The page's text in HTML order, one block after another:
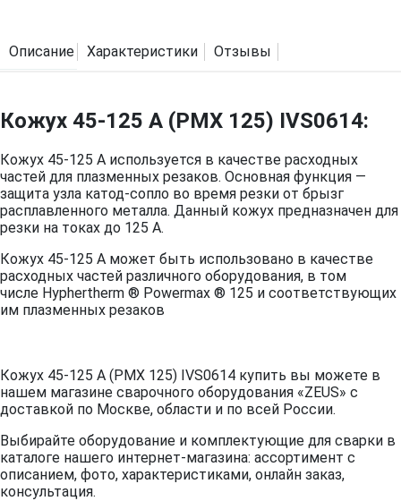
Описание Характеристики Отзывы
Кожух 45-125 A (PMX 125) IVS0614:
Кожух 45-125 A используется в качестве расходных
частей для плазменных резаков. Основная функция —
защита узла катод-сопло во время резки от брызг
расплавленного металла. Данный кожух предназначен для
резки на токах до 125 А.
Кожух 45-125 A может быть использовано в качестве
расходных частей различного оборудования, в том
числе Hyphertherm ® Powermax ® 125 и соответствующих
им плазменных резаков
Кожух 45-125 A (PMX 125) IVS0614 купить вы можете в
нашем магазине сварочного оборудования «ZEUS» с
доставкой по Москве, области и по всей России.
Выбирайте оборудование и комплектующие для сварки в
каталоге нашего интернет-магазина: ассортимент с
описанием, фото, характеристиками, онлайн заказ,
консультация.